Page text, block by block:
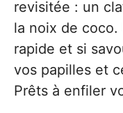
revisitée : un
la noix de
rapide et si
vos papilles et
Prêts à enfiler